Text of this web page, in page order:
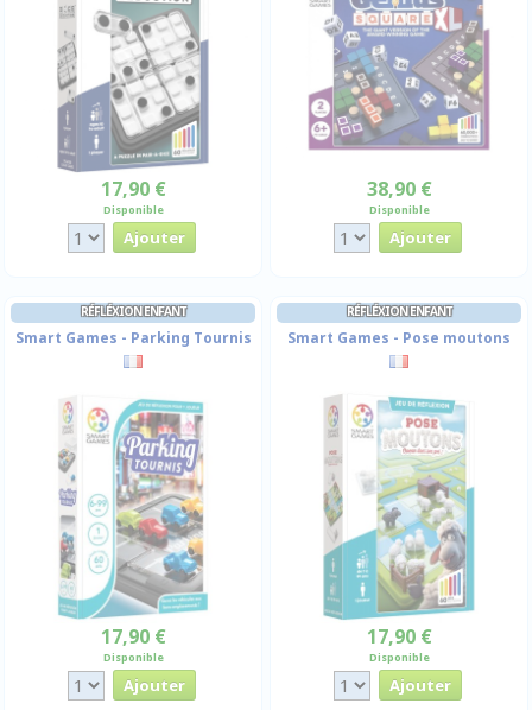
17,90 €
Disponible
38,90 €
Disponible
RÉFLÉXION ENFANT
Smart Games - Parking Tournis
17,90 €
Disponible
RÉFLÉXION ENFANT
Smart Games - Pose moutons
17,90 €
Disponible